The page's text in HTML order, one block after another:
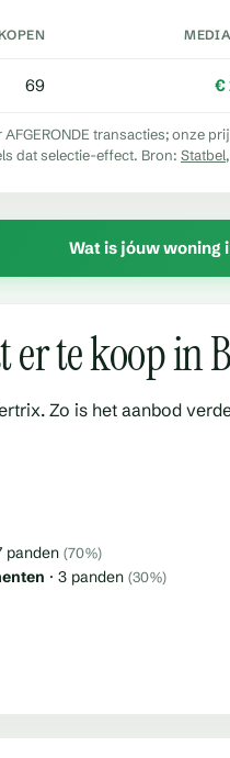
69 €
transacties; onze
dat selectie-effect. Bron: Statbel
Wat is jóuw
er te koop in
Zo is het aanbod
panden (70%)
· 3 panden (30%)